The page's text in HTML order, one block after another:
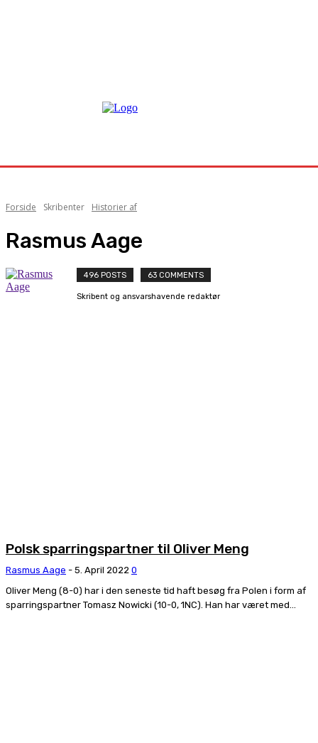
Forside Skribenter Historier af
Rasmus Aage
496 POSTS 63 COMMENTS
Skribent og ansvarshavende redaktør
Polsk sparringspartner til Oliver Meng
Rasmus Aage - 5. April 2022 0
Oliver Meng (8-0) har i den seneste tid haft besøg fra Polen i form af
sparringspartner Tomasz Nowicki (10-0, 1NC). Han har været med...